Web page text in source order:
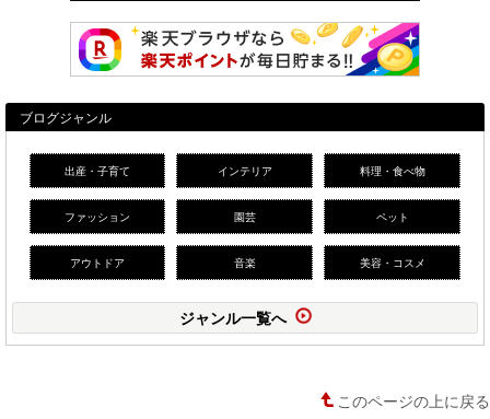
ブログジャンル
出産・子育て インテリア 料理・食べ物
ファッション 園芸 ペット
アウトドア 音楽 美容・コスメ
ジャンル一覧へ
このページの上に戻る